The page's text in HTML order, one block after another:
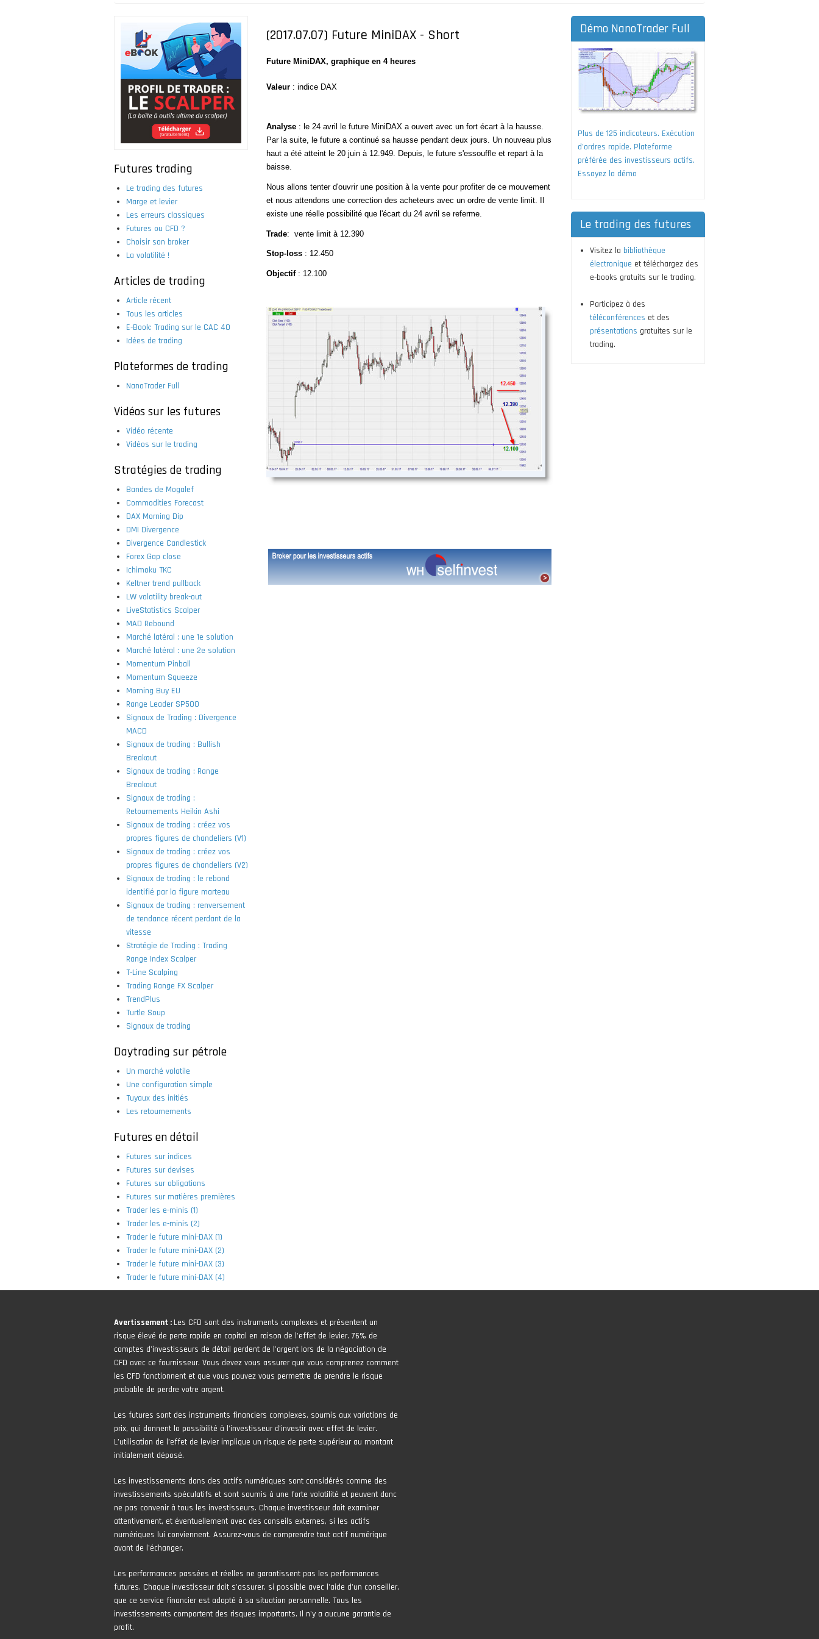
Futures trading
Le trading des futures
Marge et levier
Les erreurs classiques
Futures ou CFD ?
Choisir son broker
La volatilité !
Articles de trading
Article récent
Tous les articles
E-Book: Trading sur le CAC 40
Idées de trading
Plateformes de trading
NanoTrader Full
Vidéos sur les futures
Vidéo récente
Vidéos sur le trading
Stratégies de trading
Bandes de Mogalef
Commodities Forecast
DAX Morning Dip
DMI Divergence
Divergence Candlestick
Forex Gap close
Ichimoku TKC
Keltner trend pullback
LW volatility break-out
LiveStatistics Scalper
MAD Rebound
Marché latéral : une 1e solution
Marché latéral : une 2e solution
Momentum Pinball
Momentum Squeeze
Morning Buy EU
Range Leader SP500
Signaux de Trading : Divergence
MACD
Signaux de trading : Bullish
Breakout
Signaux de trading : Range
Breakout
Signaux de trading :
Retournements Heikin Ashi
Signaux de trading : créez vos
propres figures de chandeliers (V1)
Signaux de trading : créez vos
propres figures de chandeliers (V2)
Signaux de trading : le rebond
identifié par la figure marteau
Signaux de trading : renversement
de tendance récent perdant de la
vitesse
Stratégie de Trading : Trading
Range Index Scalper
T-Line Scalping
Trading Range FX Scalper
TrendPlus
Turtle Soup
Signaux de trading
Daytrading sur pétrole
Un marché volatile
Une configuration simple
Tuyaux des initiés
Les retournements
Futures en détail
Futures sur indices
Futures sur devises
Futures sur obligations
Futures sur matières premières
Trader les e-minis (1)
Trader les e-minis (2)
Trader le future mini-DAX (1)
Trader le future mini-DAX (2)
Trader le future mini-DAX (3)
Trader le future mini-DAX (4)
(2017.07.07) Future MiniDAX - Short
Future MiniDAX, graphique en 4 heures
Valeur : indice DAX
Analyse : le 24 avril le future MiniDAX a ouvert avec un fort écart à la hausse.
Par la suite, le future a continué sa hausse pendant deux jours. Un nouveau plus
haut a été atteint le 20 juin à 12.949. Depuis, le future s'essouffle et repart à la
baisse.
Nous allons tenter d'ouvrir une position à la vente pour profiter de ce mouvement
et nous attendons une correction des acheteurs avec un ordre de vente limit. Il
existe une réelle possibilité que l'écart du 24 avril se referme.
Trade: vente limit à 12.390
Stop-loss : 12.450
Objectif: 12.100
Démo NanoTrader Full
Plus de 125 indicateurs. Exécution
d'ordres rapide. Plateforme
préférée des investisseurs actifs.
Essayez la démo
Le trading des futures
Visitez la bibliothèque
électronique et téléchargez des
e-books gratuits sur le trading.
Participez à des
téléconférences et des
présentations gratuites sur le
trading.
Avertissement : Les CFD sont des instruments complexes et présentent un
risque élevé de perte rapide en capital en raison de l'effet de levier. 76% de
comptes d'investisseurs de détail perdent de l'argent lors de la négociation de
CFD avec ce fournisseur. Vous devez vous assurer que vous comprenez comment
les CFD fonctionnent et que vous pouvez vous permettre de prendre le risque
probable de perdre votre argent.
Les futures sont des instruments financiers complexes, soumis aux variations de
prix, qui donnent la possibilité à l’investisseur d’investir avec effet de levier.
L’utilisation de l’effet de levier implique un risque de perte supérieur au montant
initialement déposé.
Les investissements dans des actifs numériques sont considérés comme des
investissements spéculatifs et sont soumis à une forte volatilité et peuvent donc
ne pas convenir à tous les investisseurs. Chaque investisseur doit examiner
attentivement, et éventuellement avec des conseils externes, si les actifs
numériques lui conviennent. Assurez-vous de comprendre tout actif numérique
avant de l'échanger.
Les performances passées et réelles ne garantissent pas les performances
futures. Chaque investisseur doit s'assurer, si possible avec l'aide d'un conseiller,
que ce service financier est adapté à sa situation personnelle. Tous les
investissements comportent des risques importants. Il n'y a aucune garantie de
profit.